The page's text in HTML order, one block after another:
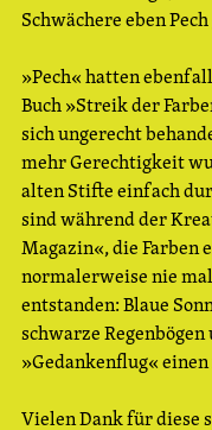
Schwächere eben
»Pech« hatten
Buch »Streik der
sich ungerecht
mehr Gerechtigkeit
alten Stifte einfach
sind während der
Magazin«, die Farben
normalerweise nie
entstanden: Blaue
schwarze
»Gedankenflug«
Vielen Dank für diese